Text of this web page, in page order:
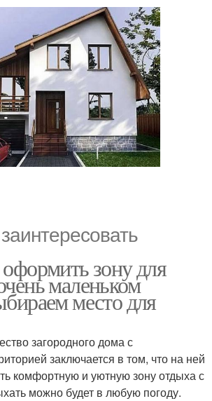
зону для
маленьком
место для
загородного дома с
заключается в том, что на ней
комфортную и уютную зону отдыха с
можно будет в любую погоду.